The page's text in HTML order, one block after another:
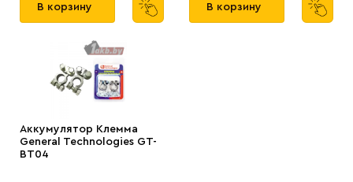
В корзину В корзину
Аккумулятор Клемма
General Technologies GT-
BT04